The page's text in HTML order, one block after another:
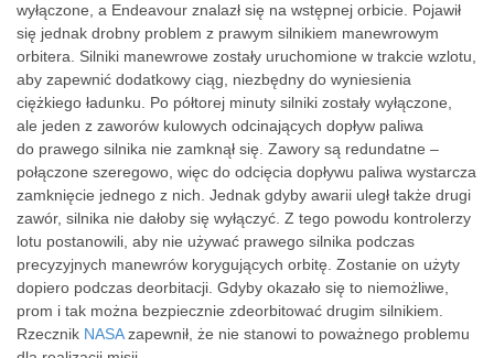
wyłączone, a Endeavour znalazł się na wstępnej orbicie. Pojawił
się jednak drobny problem z prawym silnikiem manewrowym
orbitera. Silniki manewrowe zostały uruchomione w trakcie wzlotu,
aby zapewnić dodatkowy ciąg, niezbędny do wyniesienia
ciężkiego ładunku. Po półtorej minuty silniki zostały wyłączone,
ale jeden z zaworów kulowych odcinających dopływ paliwa
do prawego silnika nie zamknął się. Zawory są redundatne –
połączone szeregowo, więc do odcięcia dopływu paliwa wystarcza
zamknięcie jednego z nich. Jednak gdyby awarii uległ także drugi
zawór, silnika nie dałoby się wyłączyć. Z tego powodu kontrolerzy
lotu postanowili, aby nie używać prawego silnika podczas
precyzyjnych manewrów korygujących orbitę. Zostanie on użyty
dopiero podczas deorbitacji. Gdyby okazało się to niemożliwe,
prom i tak można bezpiecznie zdeorbitować drugim silnikiem.
Rzecznik NASAzapewnił, że nie stanowi to poważnego problemu